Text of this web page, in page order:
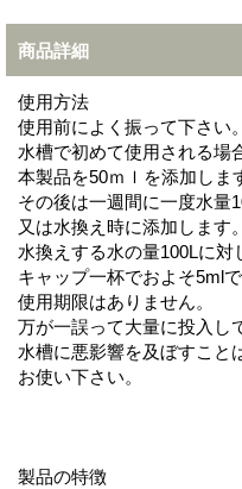
商品詳細
使用方法
使用前によく振って下さい。
水槽で初めて使用される場
本製品を50ｍｌを添加しま
その後は一週間に一度水量
又は水換え時に添加します。
水換えする水の量100Lに対
キャップ一杯でおよそ5mlで
使用期限はありません。
万が一誤って大量に投入し
水槽に悪影響を及ぼすこと
お使い下さい。
製品の特徴